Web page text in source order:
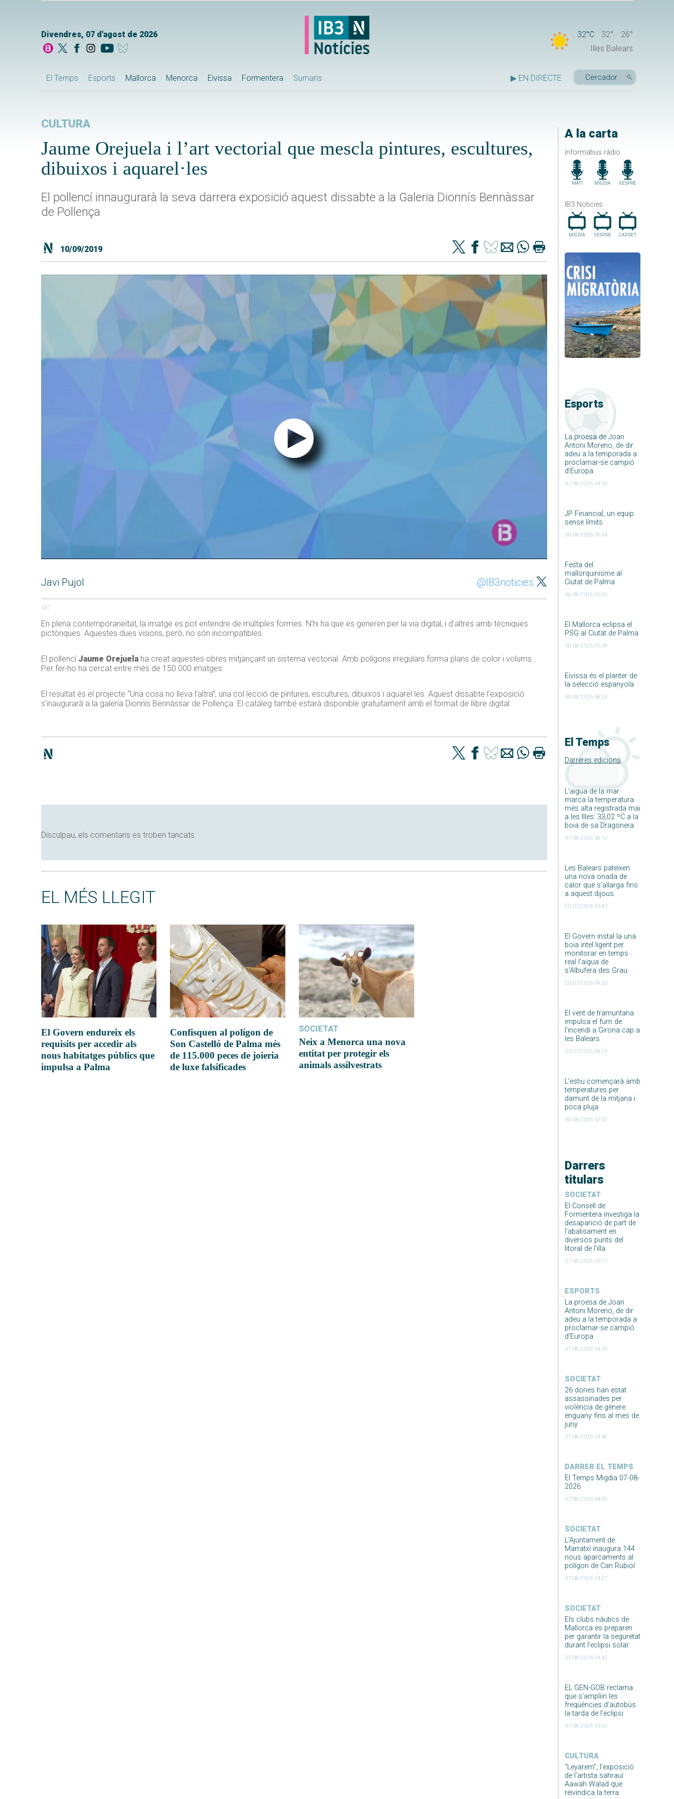
Divendres, 07 d'agost de 2026 32°C 32°
26°
Illes Balears
El Temps Esports Mallorca Menorca Eivissa Formentera Sumaris ▶ EN DIRECTE
A la carta
informatius ràdio
MATÍ MIGDIA VESPRE
IB3 Noticies
MIGDIA VESPRE CAP.SET
Esports
La proesa de Joan
Antoni Moreno, de dir
adeu a la temporada a
proclamar-se campió
d’Europa
07/08/2026 04:50
JP Financial, un equip
sense límits
06/08/2026 05:54
Festa del
mallorquinisme al
Ciutat de Palma
06/08/2026 05:50
El Mallorca eclipsa el
PSG al Ciutat de Palma
06/08/2026 05:36
Eivissa és el planter de
la selecció espanyola
04/08/2026 08:24
El Temps
Darreres edicions
L’aigua de la mar
marca la temperatura
més alta registrada mai
a les Illes: 33,02 ºC a la
boia de sa Dragonera
07/08/2026 08:12
Les Balears pateixen
una nova onada de
calor que s’allarga fins
a aquest dijous
20/07/2026 03:47
El Govern instal·la una
boia intel·ligent per
monitorar en temps
real l’aigua de
s’Albufera des Grau
20/07/2026 09:33
El vent de tramuntana
impulsa el fum de
l’incendi a Girona cap a
les Balears
03/07/2026 09:24
L’estiu començarà amb
temperatures per
damunt de la mitjana i
poca pluja
09/06/2026 02:52
Darrers
titulars
SOCIETAT
El Consell de
Formentera investiga la
desaparició de part de
l’abalisament en
diversos punts del
litoral de l’illa
07/08/2026 05:17
ESPORTS
La proesa de Joan
Antoni Moreno, de dir
adeu a la temporada a
proclamar-se campió
d’Europa
07/08/2026 04:50
SOCIETAT
26 dones han estat
assassinades per
violència de gènere
enguany fins al mes de
juny
07/08/2026 04:48
DARRER EL TEMPS
El Temps Migdia 07-08-
2026
07/08/2026 04:05
SOCIETAT
L’Ajuntament de
Marratxí inaugura 144
nous aparcaments al
polígon de Can Rubiol
07/08/2026 04:27
SOCIETAT
Els clubs nàutics de
Mallorca es preparen
per garantir la seguretat
durant l’eclipsi solar
07/08/2026 04:42
EL GEN-GOB reclama
que s’ampliïn les
freqüències d’autobús
la tarda de l’eclipsi
07/08/2026 03:53
CULTURA
“Leyarem”, l’exposició
de l’artista sahrauí
Aawah Walad que
reivindica la terra
CULTURA
Jaume Orejuela i l’art vectorial que mescla pintures, escultures,
dibuixos i aquarel·les
El pollencí innaugurarà la seva darrera exposició aquest dissabte a la Galeria Dionnís Bennàssar
de Pollença
10/09/2019
Javi Pujol @IB3noticies
347
En plena contemporaneïtat, la imatge es pot entendre de múltiples formes. N’hi ha que es generen per la via digital, i d’altres amb tècniques
pictòriques. Aquestes dues visions, però, no són incompatibles.
El pollencí Jaume Orejuela ha creat aquestes obres mitjançant un sistema vectorial. Amb polígons irregulars forma plans de color i volums.
Per fer-ho ha cercat entre més de 150.000 imatges.
El resultat és el projecte “Una cosa no lleva l’altra”, una col·lecció de pintures, escultures, dibuixos i aquarel·les. Aquest dissabte l’exposició
s’inaugurarà a la galeria Dionnís Bennàssar de Pollença. El catàleg també estarà disponible gratuïtament amb el format de llibre digital.
Disculpau, els comentaris es troben tancats
EL MÉS LLEGIT
El Govern endureix els
requisits per accedir als
nous habitatges públics que
impulsa a Palma
Confisquen al polígon de
Son Castelló de Palma més
de 115.000 peces de joieria
de luxe falsificades
SOCIETAT
Neix a Menorca una nova
entitat per protegir els
animals assilvestrats